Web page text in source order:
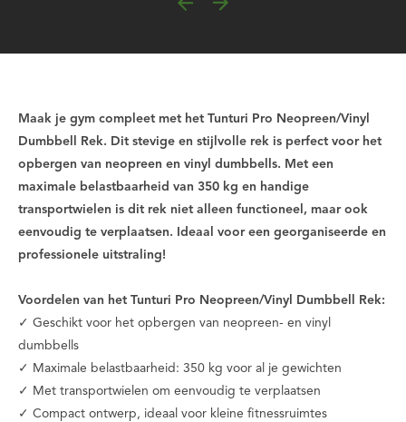
Maak je gym compleet met het Tunturi Pro Neopreen/Vinyl
Dumbbell Rek. Dit stevige en stijlvolle rek is perfect voor het
opbergen van neopreen en vinyl dumbbells. Met een
maximale belastbaarheid van 350 kg en handige
transportwielen is dit rek niet alleen functioneel, maar ook
eenvoudig te verplaatsen. Ideaal voor een georganiseerde en
professionele uitstraling!
Voordelen van het Tunturi Pro Neopreen/Vinyl Dumbbell Rek:
✓ Geschikt voor het opbergen van neopreen- en vinyl
dumbbells
✓ Maximale belastbaarheid: 350 kg voor al je gewichten
✓ Met transportwielen om eenvoudig te verplaatsen
✓ Compact ontwerp, ideaal voor kleine fitnessruimtes